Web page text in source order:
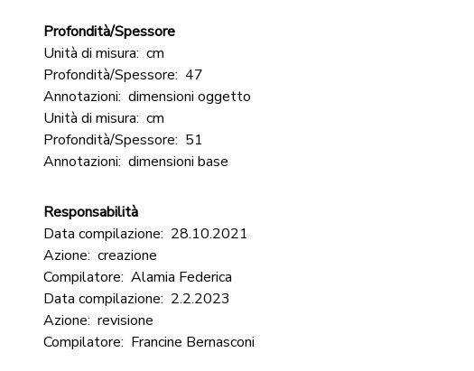
Profondità/Spessore
Unità di misura: cm
Profondità/Spessore: 47
Annotazioni: dimensioni oggetto
Unità di misura: cm
Profondità/Spessore: 51
Annotazioni: dimensioni base
Responsabilità
Data compilazione: 28.10.2021
Azione: creazione
Compilatore: Alamia Federica
Data compilazione: 2.2.2023
Azione: revisione
Compilatore: Francine Bernasconi